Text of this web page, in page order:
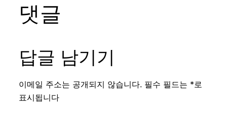
댓글
답글 남기기
이메일 주소는 공개되지 않습니다. 필수 필드는 *로
표시됩니다